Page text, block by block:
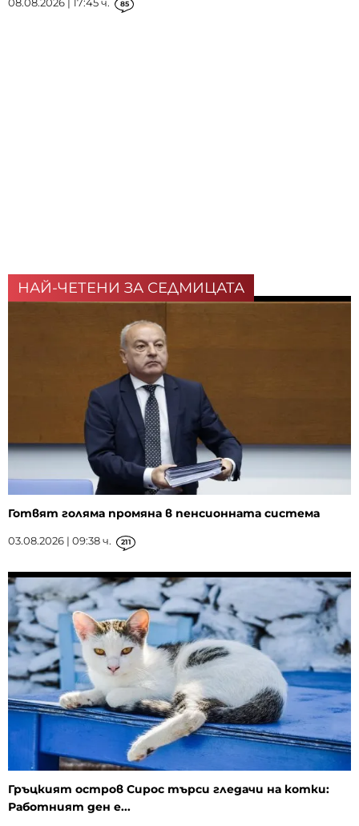
08.08.2026 | 17:45 ч. 85
НАЙ-ЧЕТЕНИ ЗА СЕДМИЦАТА
Готвят голяма промяна в пенсионната система
03.08.2026 | 09:38 ч. 211
Гръцкият остров Сирос търси гледачи на котки:
Работният ден е...